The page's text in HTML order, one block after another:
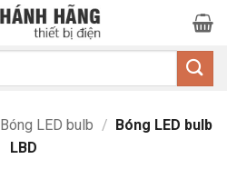
Bóng LED bulb / Bóng LED bulb
LBD